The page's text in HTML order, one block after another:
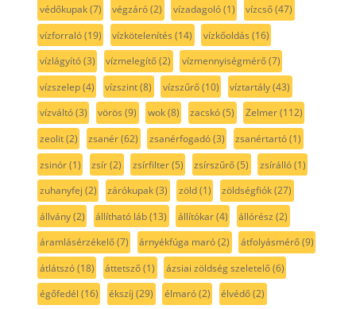
védőkupak(7) végzáró(2) vízadagoló(1) vízcső(47)
vízforraló(19) vízkötelenítés (14) vízkőoldás (16)
vízlágyító(3) vízmelegítő(2) vízmennyiségmérő(7)
vízszelep(4) vízszint(8) vízszűrő(10) víztartály(43)
vízváltó(3) vörös (9) wok(8) zacskó(5) Zelmer(112)
zeolit(2) zsanér(62) zsanérfogadó(3) zsanértartó(1)
zsinór(1) zsír(2) zsírfilter(5) zsírszűrő(5) zsírálló(1)
zuhanyfej (2) zárókupak(3) zöld(1) zöldségfiók(27)
állvány(2) állítható láb(13) állítókar(4) állórész (2)
áramlásérzékelő(7) árnyékfúga maró(2) átfolyásmérő(9)
átlátszó(18) áttetsző(1) ázsiai zöldség szeletelő(6)
égőfedél (16) ékszíj (29) élmaró(2) élvédő(2)